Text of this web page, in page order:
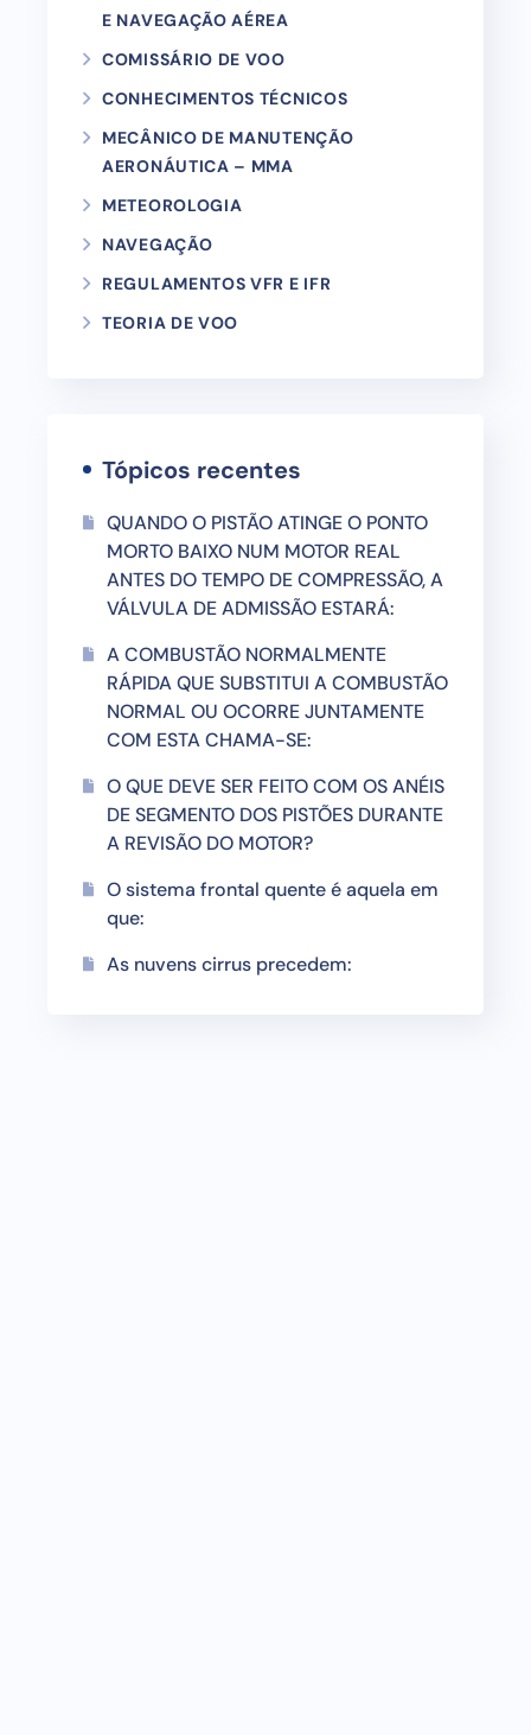
E NAVEGAÇÃO AÉREA
COMISSÁRIO DE VOO
CONHECIMENTOS TÉCNICOS
MECÂNICO DE MANUTENÇÃO
AERONÁUTICA – MMA
METEOROLOGIA
NAVEGAÇÃO
REGULAMENTOS VFR E IFR
TEORIA DE VOO
Tópicos recentes
QUANDO O PISTÃO ATINGE O PONTO
MORTO BAIXO NUM MOTOR REAL
ANTES DO TEMPO DE COMPRESSÃO, A
VÁLVULA DE ADMISSÃO ESTARÁ:
A COMBUSTÃO NORMALMENTE
RÁPIDA QUE SUBSTITUI A COMBUSTÃO
NORMAL OU OCORRE JUNTAMENTE
COM ESTA CHAMA-SE:
O QUE DEVE SER FEITO COM OS ANÉIS
DE SEGMENTO DOS PISTÕES DURANTE
A REVISÃO DO MOTOR?
O sistema frontal quente é aquela em
que:
As nuvens cirrus precedem: